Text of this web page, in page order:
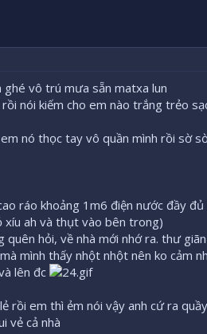
vô trú mưa sẵn matxa lun
nói kiếm cho em nào trắng trẻo
nó thọc tay vô quần mình rồi sờ
ráo khoảng 1m6 điện nước đầy đủ
xíu ah và thụt vào bên trong)
hỏi, về nhà mới nhớ ra. thư
mình thấy nhột nhột nên ko cảm
lên đc
rồi em thì ẻm nói vậy anh cứ ra
vẻ cả nhà